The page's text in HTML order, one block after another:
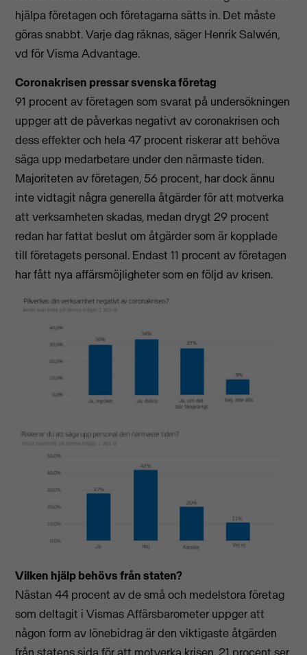
hjälpa företagen och företagarna sätts in. Det måste
göras snabbt. Varje dag räknas, säger Henrik Salwén,
vd för Visma Advantage.
Coronakrisen pressar svenska företag
91 procent av företagen som svarat på undersökningen
uppger att de påverkas negativt av coronakrisen och
dess effekter och hela 47 procent riskerar att behöva
säga upp medarbetare under den närmaste tiden.
Majoriteten av företagen, 56 procent, har dock ännu
inte vidtagit några generella åtgärder för att motverka
att verksamheten skadas, medan drygt 29 procent
redan har fattat beslut om åtgärder som är kopplade
till företagets personal. Endast 11 procent av företagen
har fått nya affärsmöjligheter som en följd av krisen.
Vilken hjälp behövs från staten?
Nästan 44 procent av de små och medelstora företag
som deltagit i Vismas Affärsbarometer uppger att
någon form av lönebidrag är den viktigaste åtgärden